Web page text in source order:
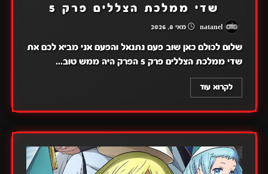
שדי ממלכת הצללים פרק 5
מאי 8, 2026
שלום לכולם כאן שוב פעם נתנאל והפעם אני מביא לכם את
שדי ממלכת הצללים פרק 5 הפרק היה ממש טוב...
לקרוא עוד